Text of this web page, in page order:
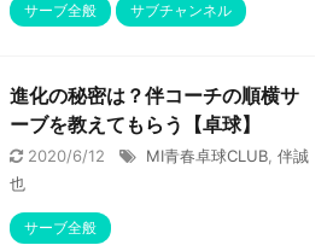
サーブ全般 サブチャンネル
進化の秘密は？伴コーチの順横サ
ーブを教えてもらう【卓球】
2020/6/12 MI青春卓球CLUB 伴誠
也
サーブ全般